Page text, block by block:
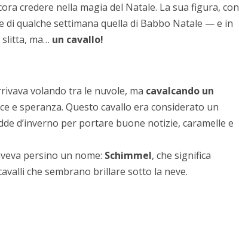
credere nella magia del Natale. La sua figura, con
di qualche settimana quella di Babbo Natale — e in
slitta, ma… un cavallo!
volando tra le nuvole, ma cavalcando un
e speranza. Questo cavallo era considerato un
d’inverno per portare buone notizie, caramelle e
persino un nome: Schimmel, che significa
che sembrano brillare sotto la neve.